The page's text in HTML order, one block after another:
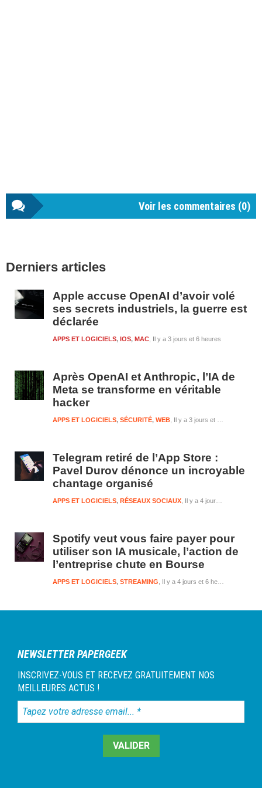
Voir les commentaires (0)
latérale
Derniers articles
Apple accuse OpenAI d’avoir volé
ses secrets industriels, la guerre est
déclarée
Il y a 3 jours et 6 heures
APPS ET LOGICIELS, IOS, MAC
Après OpenAI et Anthropic, l’IA de
Meta se transforme en véritable
hacker
Il y a 3 jours et 6 heures
APPS ET LOGICIELS, SÉCURITÉ, WEB
Telegram retiré de l’App Store :
Pavel Durov dénonce un incroyable
chantage organisé
Il y a 4 jours et 6 heures
APPS ET LOGICIELS, RÉSEAUX SOCIAUX
Spotify veut vous faire payer pour
utiliser son IA musicale, l’action de
l’entreprise chute en Bourse
Il y a 4 jours et 6 heures
APPS ET LOGICIELS, STREAMING
NEWSLETTER PAPERGEEK
INSCRIVEZ-VOUS ET RECEVEZ GRATUITEMENT NOS
MEILLEURES ACTUS !
Tapez
votre